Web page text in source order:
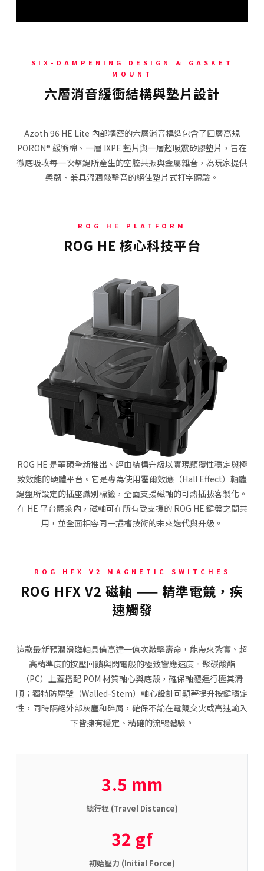
SIX-DAMPENING DESIGN & GASKET
MOUNT
六層消音緩衝結構與墊片設計
Azoth 96 HE Lite 內部精密的六層消音構造包含了四層高規
PORON® 緩衝棉、一層 IXPE 墊片與一層超吸震矽膠墊片，旨在
徹底吸收每一次擊鍵所產生的空腔共振與金屬雜音，為玩家提供
柔韌、兼具溫潤敲擊音的絕佳墊片式打字體驗。
ROG HE PLATFORM
ROG HE 核心科技平台
ROG HE 是華碩全新推出、經由結構升級以實現顛覆性穩定與極
致效能的硬體平台。它是專為使用霍爾效應（Hall Effect）軸體
鍵盤所設定的插座識別標籤，全面支援磁軸的可熱插拔客製化。
在 HE 平台體系內，磁軸可在所有受支援的 ROG HE 鍵盤之間共
用，並全面相容同一插槽技術的未來迭代與升級。
ROG HFX V2 MAGNETIC SWITCHES
ROG HFX V2 磁軸 —— 精準電競，疾
速觸發
這款最新預潤滑磁軸具備高達一億次敲擊壽命，能帶來紮實、超
高精準度的按壓回饋與閃電般的極致響應速度。聚碳酸酯
（PC）上蓋搭配 POM 材質軸心與底殼，確保軸體運行極其滑
順；獨特防塵壁（Walled-Stem）軸心設計可顯著提升按鍵穩定
性，同時隔絕外部灰塵和碎屑，確保不論在電競交火或高速輸入
下皆擁有穩定、精確的流暢體驗。
3.5 mm
總行程 (Travel Distance)
32 gf
初始壓力 (Initial Force)